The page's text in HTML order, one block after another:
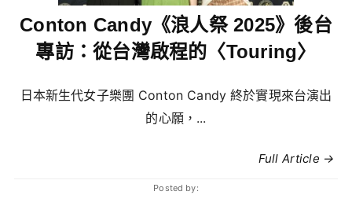
Conton Candy《浪人祭 2025》後台
專訪：從台灣啟程的〈Touring〉
日本新生代女子樂團 Conton Candy 終於實現來台演出
的心願，...
Full Article →
Posted by: